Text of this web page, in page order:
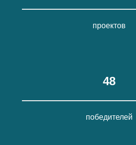
проектов
48
победителей